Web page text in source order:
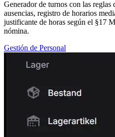
Generador de turnos con las
ausencias, registro de horarios
justificante de horas según el §17
nómina.
Gestión de Personal